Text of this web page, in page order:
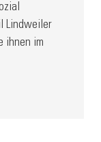
Lindweiler
ihnen im